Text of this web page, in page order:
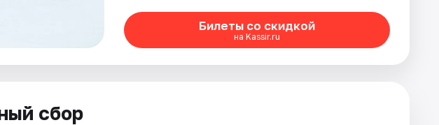
Билеты со скидкой
на Kassir.ru
сбор